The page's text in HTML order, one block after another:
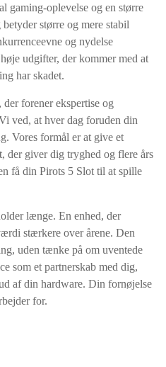
gaming-oplevelse og en større
større og mere stabil
og nydelse
udgifter, der kommer med at
har skadet.
forener ekspertise og
ved, at hver dag foruden din
Vores formål er at give et
der giver dig tryghed og flere års
få din Pirots 5 Slot til at spille
længe. En enhed, der
stærkere over årene. Den
uden tænke på om uventede
som et partnerskab med dig,
af din hardware. Din fornøjelse
for.